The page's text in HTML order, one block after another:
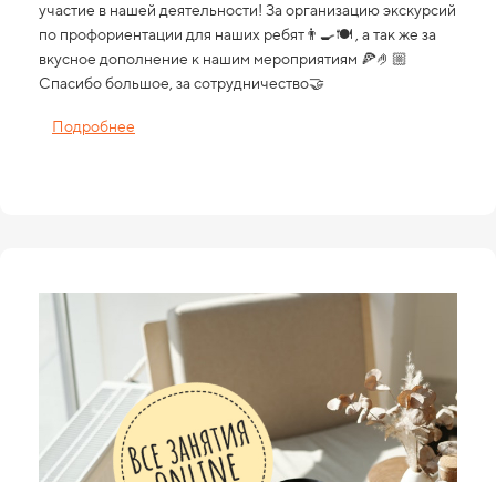
участие в нашей деятельности! За организацию экскурсий
по профориентации для наших ребят👨‍🍳🍽 , а так же за
вкусное дополнение к нашим мероприятиям 🍕🤌🏼
Спасибо большое, за сотрудничество🤝
Подробнее